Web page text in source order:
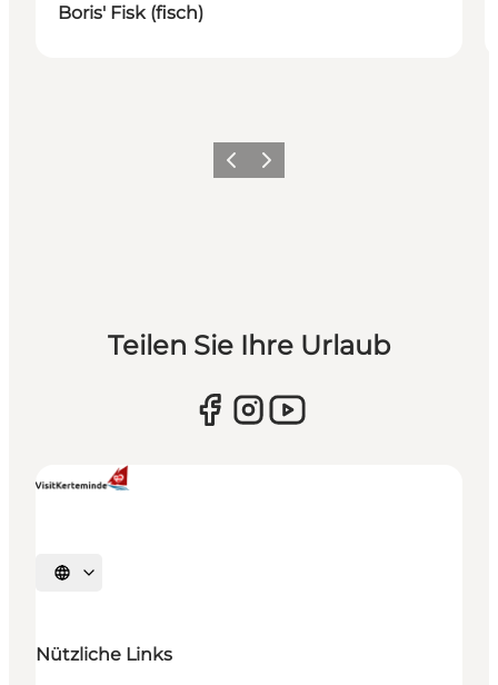
Boris' Fisk (fisch)
ZurückWeiter
Teilen Sie Ihre Urlaub
Sprache auswählen
Nützliche Links